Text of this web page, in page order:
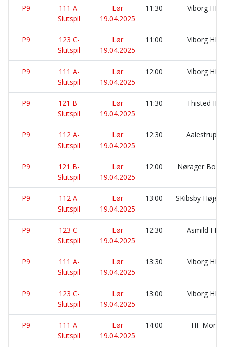
P9
111 A-
Slutspil
Lør
19.04.2025
11:30 Viborg
P9
123 C-
Slutspil
Lør
19.04.2025
11:00 Viborg
P9
111 A-
Slutspil
Lør
19.04.2025
12:00 Viborg
P9
121 B-
Slutspil
Lør
19.04.2025
11:30 Thisted
P9
112 A-
Slutspil
Lør
19.04.2025
12:30 Aalestrup
P9
121 B-
Slutspil
Lør
19.04.2025
12:00 Nørager
P9
112 A-
Slutspil
Lør
19.04.2025
13:00 SKibsby
P9
123 C-
Slutspil
Lør
19.04.2025
12:30 Asmild
P9
111 A-
Slutspil
Lør
19.04.2025
13:30 Viborg
P9
123 C-
Slutspil
Lør
19.04.2025
13:00 Viborg
P9
111 A-
Slutspil
Lør
19.04.2025
14:00 HF